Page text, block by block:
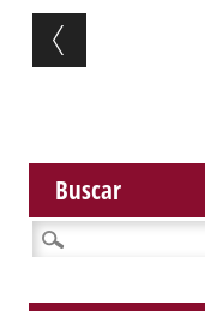
Post
Buscar
Buscar: